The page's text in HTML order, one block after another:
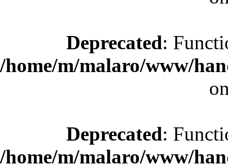
Deprecated:
/home/m/malaro/www/
Deprecated:
/home/m/malaro/www/